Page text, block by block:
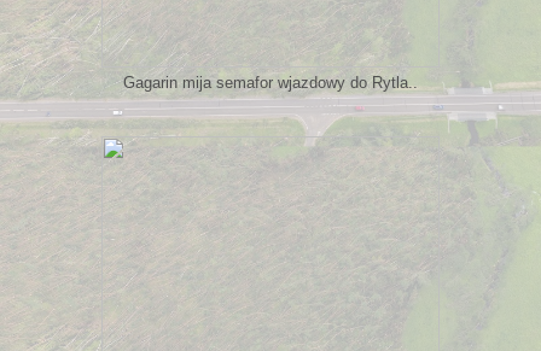
Gagarin mija semafor wjazdowy do Rytla..